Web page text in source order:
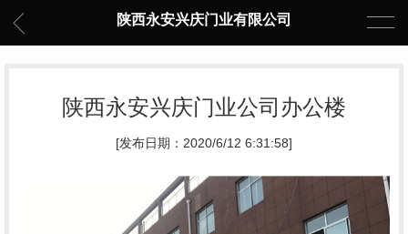
陕西永安兴庆门业有限公司
陕西永安兴庆门业公司办公楼
[发布日期：2020/6/12 6:31:58]